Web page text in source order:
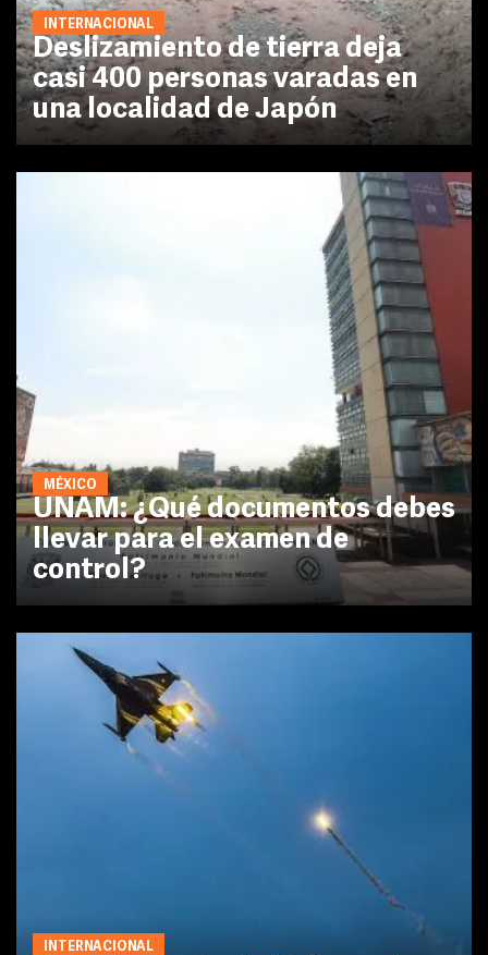
INTERNACIONAL
Deslizamiento de tierra deja
casi 400 personas varadas en
una localidad de Japón
MÉXICO
UNAM: ¿Qué documentos debes
llevar para el examen de
control?
INTERNACIONAL